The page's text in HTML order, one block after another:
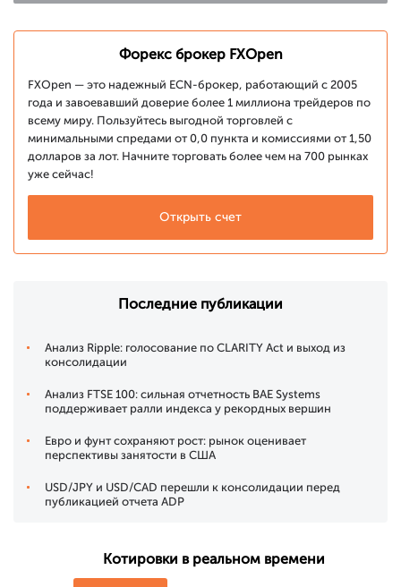
Форекс брокер FXOpen
FXOpen — это надежный ECN-брокер, работающий с 2005
года и завоевавший доверие более 1 миллиона трейдеров по
всему миру. Пользуйтесь выгодной торговлей с
минимальными спредами от 0,0 пункта и комиссиями от 1,50
долларов за лот. Начните торговать более чем на 700 рынках
уже сейчас!
Открыть счет
Последние публикации
Анализ Ripple: голосование по CLARITY Act и выход из
консолидации
Анализ FTSE 100: сильная отчетность BAE Systems
поддерживает ралли индекса у рекордных вершин
Евро и фунт сохраняют рост: рынок оценивает
перспективы занятости в США
USD/JPY и USD/CAD перешли к консолидации перед
публикацией отчета ADP
Котировки в реальном времени